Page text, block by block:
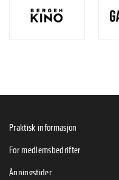
Praktisk informasjon
For medlemsbedrifter
Åpningstider